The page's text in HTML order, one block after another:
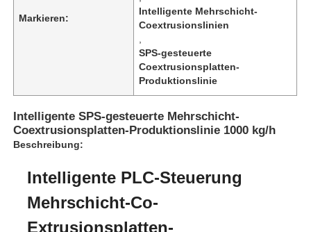
Produkte
Werksbesichtigung
Markieren:
Intelligente Mehrschicht-
Coextrusionslinien
SPS-gesteuerte
Coextrusionsplatten-
Produktionslinie
Intelligente SPS-gesteuerte Mehrschicht-
Coextrusionsplatten-Produktionslinie 1000 kg/h
Beschreibung:
Intelligente PLC-Steuerung
Mehrschicht-Co-
Extrusionsplatten-